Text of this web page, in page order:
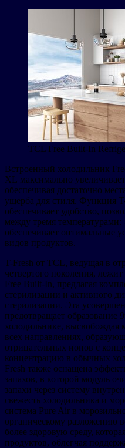
TCL Free Built-In
Встроенный холодильник
XL максимально
обеспечивая достаточно
ущерба для стиля. Функция
обеспечивает удобство,
между тремя температурами:
обеспечивает оптимальные
видов продуктов.
T-Fresh от TCL, ведущая в
четвертого поколения,
Free Built-In, предлагая
стерилизации и активного
стерилизации. Эта
предотвращает образование
холодильнике, высвобождая
всех направлениях,
отрицательных ионов с
концентрацию в обычных
Fresh также оснащена
запахов, в которой модуль
запахи через систему
свежесть холодильника и
система Pure Air в
органическому разложению
более здоровую среду,
продуктов, облегчая